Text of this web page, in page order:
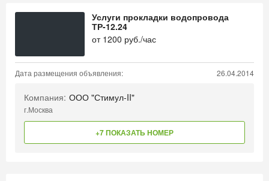
Услуги прокладки водопровода
ТР-12.24
от 1200 руб./час
Дата размещения объявления: 26.04.2014
Компания: ООО "Стимул-II"
г.Москва
+7 ПОКАЗАТЬ НОМЕР